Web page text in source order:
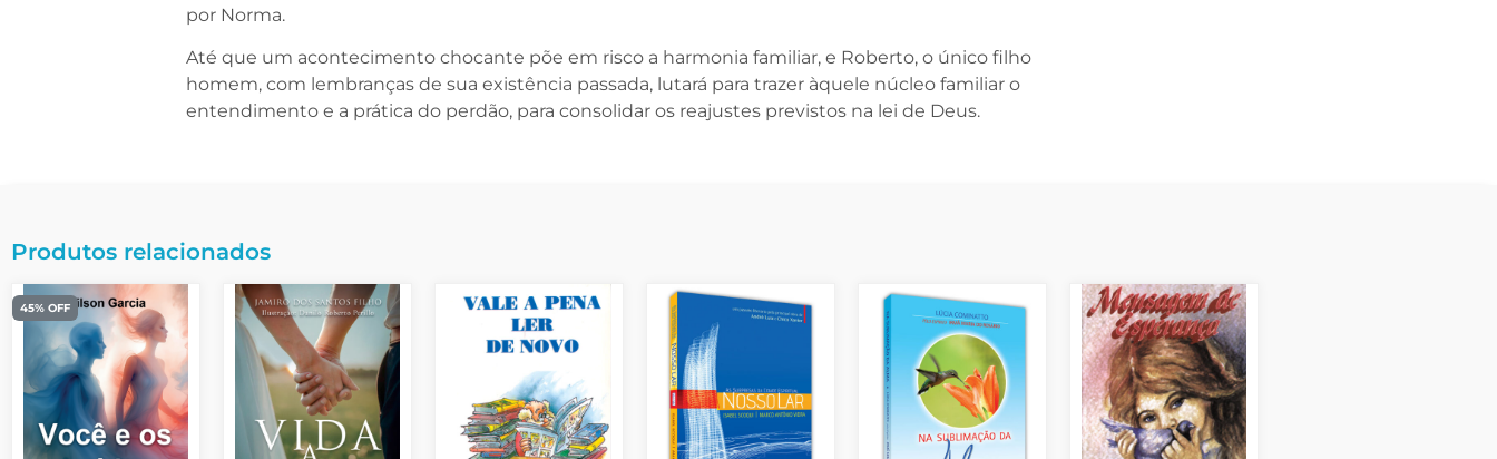
por Norma.
Até que um acontecimento chocante põe em risco a harmonia familiar, e Roberto, o único filho
homem, com lembranças de sua existência passada, lutará para trazer àquele núcleo familiar o
entendimento e a prática do perdão, para consolidar os reajustes previstos na lei de Deus.
Produtos relacionados
45% OFF